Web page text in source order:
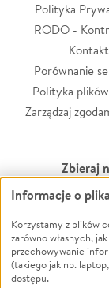
Polityka
RODO -
Kontakt
Porównanie
Polityka
Zarządzaj
Zbieraj
Leczenie
Pożar
Ukraina
Informacje o
Korzystamy z plików
zarówno własnych,
przechowywanie
(takiego jak np.
dostępu.